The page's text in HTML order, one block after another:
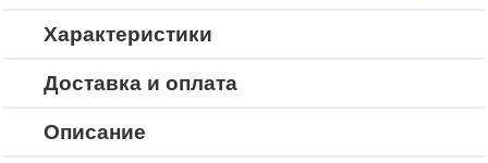
Характеристики
Доставка и оплата
Описание